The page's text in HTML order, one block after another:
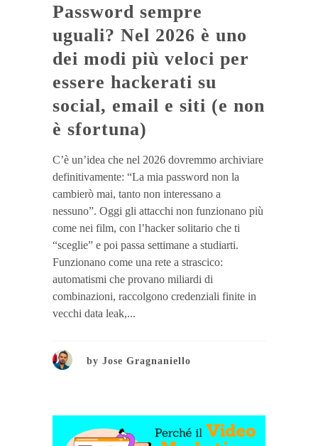
Password sempre
uguali? Nel 2026 è uno
dei modi più veloci per
essere hackerati su
social, email e siti (e non
è sfortuna)
C’è un’idea che nel 2026 dovremmo archiviare
definitivamente: “La mia password non la
cambierò mai, tanto non interessano a
nessuno”. Oggi gli attacchi non funzionano più
come nei film, con l’hacker solitario che ti
“sceglie” e poi passa settimane a studiarti.
Funzionano come una rete a strascico:
automatismi che provano miliardi di
combinazioni, raccolgono credenziali finite in
vecchi data leak,...
by Jose Gragnaniello